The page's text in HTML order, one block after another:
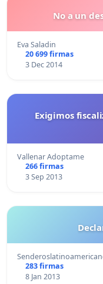
No a un
Eva Saladin
20 699 firmas
3 Dec 2014
Exigimos
Vallenar Adoptame
266 firmas
3 Sep 2013
283 firmas
8 Jan 2013